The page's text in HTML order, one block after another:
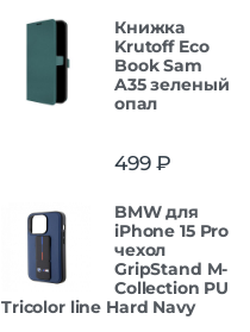
Книжка
Krutoff Eco
Book Sam
A35 зеленый
опал
499₽
BMW для
iPhone 15 Pro
чехол
GripStand M-
Collection PU
Tricolor line Hard Navy